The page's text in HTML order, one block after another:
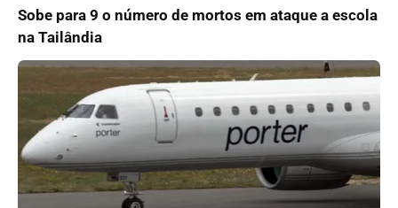
Sobe para 9 o número de mortos em ataque a escola
na Tailândia